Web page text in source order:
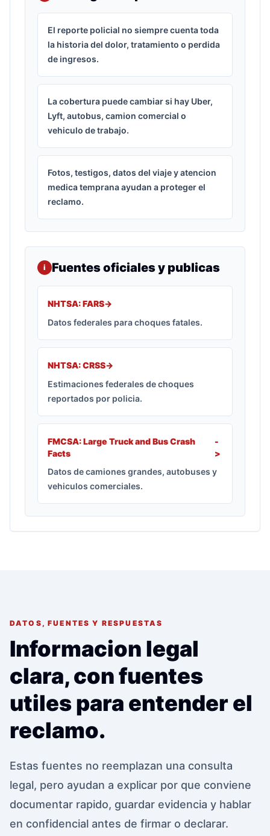
El reporte policial no siempre cuenta toda
la historia del dolor, tratamiento o perdida
de ingresos.
La cobertura puede cambiar si hay Uber,
Lyft, autobus, camion comercial o
vehiculo de trabajo.
Fotos, testigos, datos del viaje y atencion
medica temprana ayudan a proteger el
reclamo.
i Fuentes oficiales y publicas
NHTSA: FARS->
Datos federales para choques fatales.
NHTSA: CRSS->
Estimaciones federales de choques
reportados por policia.
FMCSA: Large Truck and Bus Crash
Facts
-
>
Datos de camiones grandes, autobuses y
vehiculos comerciales.
DATOS, FUENTES Y RESPUESTAS
Informacion legal
clara, con fuentes
utiles para entender el
reclamo.
Estas fuentes no reemplazan una consulta
legal, pero ayudan a explicar por que conviene
documentar rapido, guardar evidencia y hablar
en confidencial antes de firmar o declarar.